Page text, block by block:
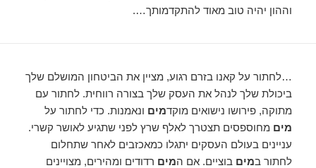
וההון יהיה טוב מאוד להתקדמותך….
…לחתור על קאנו בזרם רגוע, מציין את הביטחון המושלם שלך
ביכולת שלך לנהל את העסק שלך בצורה רווחית. לחתור עם
מתוקה, פירושו נישואים מוקדמים ונאמנות. כדי לחתור על
מים מחוספסים תצטרך לאלף שרץ לפני שתגיע לאושר קשרי.
עניינים בעולם העסקים יתגלו כמאכזבים לאחר שתחלום
לחתור במים בוציים. אם המים רדודים ומהירים, מצויינים